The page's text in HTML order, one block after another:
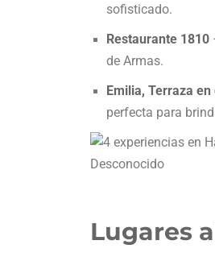
sofisticado.
Restaurante 1810
de Armas.
Emilia, Terraza
perfecta para
Lugares